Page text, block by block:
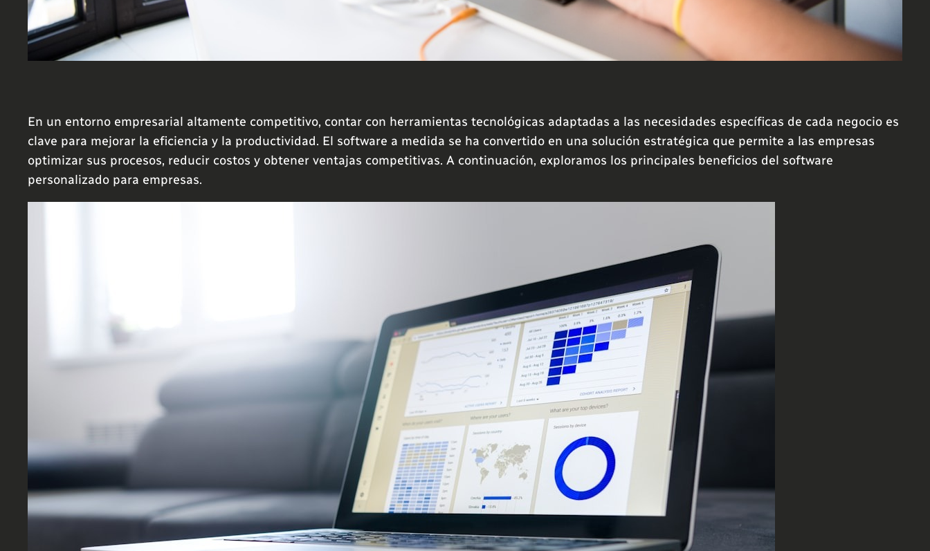
En un entorno empresarial altamente competitivo, contar con herramientas tecnológicas adaptadas a las necesidades específicas de cada negocio es
clave para mejorar la eficiencia y la productividad. El software a medida se ha convertido en una solución estratégica que permite a las empresas
optimizar sus procesos, reducir costos y obtener ventajas competitivas. A continuación, exploramos los principales beneficios del software
personalizado para empresas.